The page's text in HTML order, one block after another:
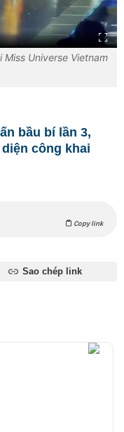
Miss Universe Vietnam
bầu bí lần 3,
công khai
Copy link
Sao chép link